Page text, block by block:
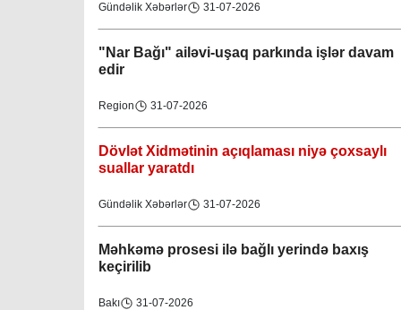
Gündəlik Xəbərlər 31-07-2026
"Nar Bağı" ailəvi-uşaq parkında işlər davam
edir
Region 31-07-2026
Dövlət Xidmətinin açıqlaması niyə çoxsaylı
suallar yaratdı
Gündəlik Xəbərlər 31-07-2026
Məhkəmə prosesi ilə bağlı yerində baxış
keçirilib
Bakı 31-07-2026